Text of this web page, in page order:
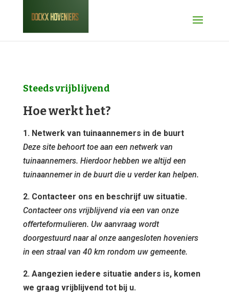
Steeds vrijblijvend
Hoe werkt het?
1. Netwerk van tuinaannemers in de buurt
Deze site behoort toe aan een netwerk van
tuinaannemers. Hierdoor hebben we altijd een
tuinaannemer in de buurt die u verder kan helpen.
2. Contacteer ons en beschrijf uw situatie.
Contacteer ons vrijblijvend via een van onze
offerteformulieren. Uw aanvraag wordt
doorgestuurd naar al onze aangesloten hoveniers
in een straal van 40 km rondom uw gemeente.
2. Aangezien iedere situatie anders is, komen
we graag vrijblijvend tot bij u.